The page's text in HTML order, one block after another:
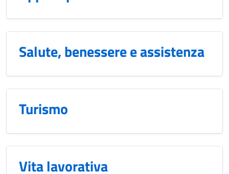
Salute, benessere e assistenza
Turismo
Vita lavorativa